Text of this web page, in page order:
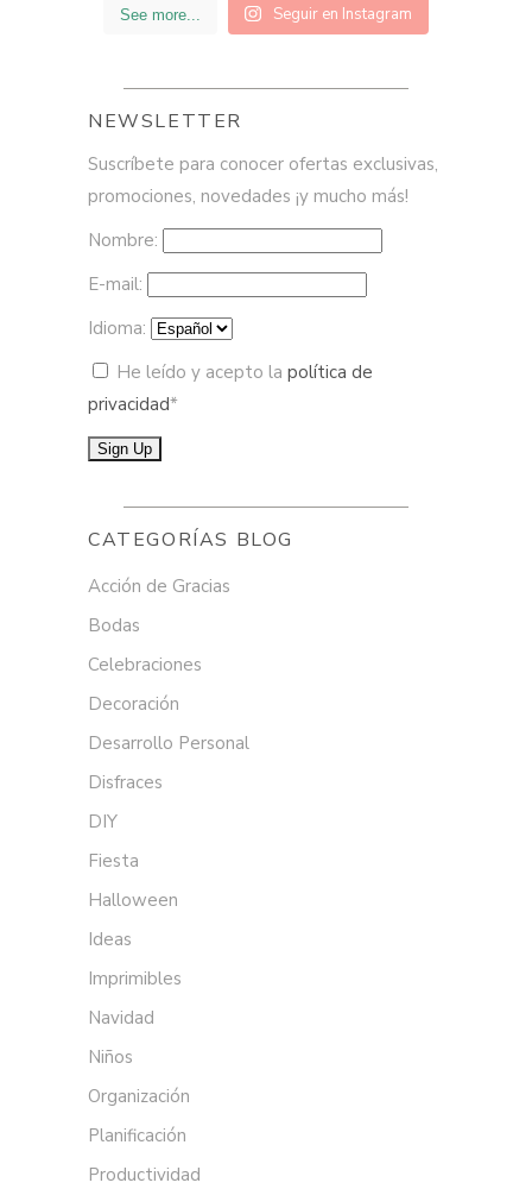
See more... Seguir en Instagram
NEWSLETTER
Suscríbete para conocer ofertas exclusivas,
promociones, novedades ¡y mucho más!
Nombre:
E-mail:
Idioma:
He leído y acepto la política de
privacidad*
CATEGORÍAS BLOG
Acción de Gracias
Bodas
Celebraciones
Decoración
Desarrollo Personal
Disfraces
DIY
Fiesta
Halloween
Ideas
Imprimibles
Navidad
Niños
Organización
Planificación
Productividad